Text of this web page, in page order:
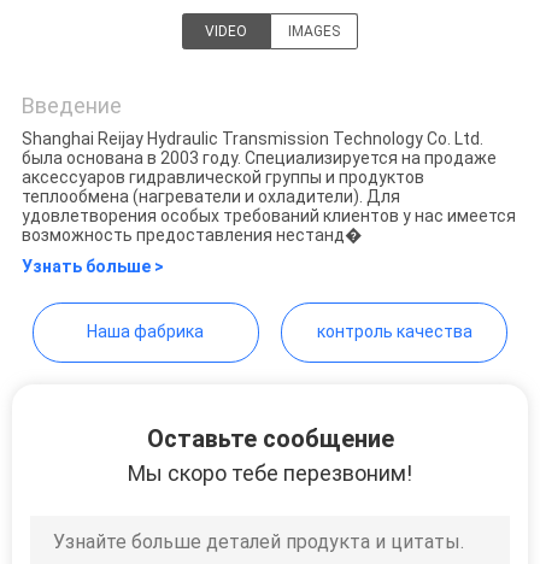
ЦИТАТУ
OFFICIAL
WEBSITE
КАРТА
САЙТА
Transmission Tech Co., Ltd.
VIDEO IMAGES
Введение
Shanghai Reijay Hydraulic Transmission Technology Co. Ltd.
была основана в 2003 году. Специализируется на продаже
аксессуаров гидравлической группы и продуктов
теплообмена (нагреватели и охладители). Для
удовлетворения особых требований клиентов у нас имеется
возможность предоставления нестанд�
Узнать больше >
Наша фабрика контроль качества
Оставьте сообщение
Мы скоро тебе перезвоним!